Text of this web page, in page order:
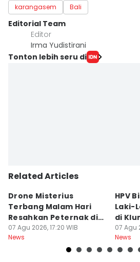
karangasem Bali
Editorial Team
Editor
Irma Yudistirani
Tonton lebih seru di
Related Articles
Drone Misterius
Terbang Malam Hari
Resahkan Peternak di
Marga Tabanan
07 Agu 2026, 17:20 WIB
News
HPV
Laki-
di
07 Agu
News